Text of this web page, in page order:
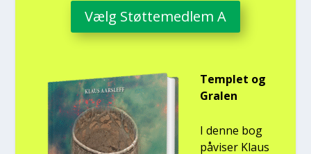
Vælg Støt­te­med­lem A
Temp­let og
Gra­len
I den­ne bog
påvi­ser Klaus